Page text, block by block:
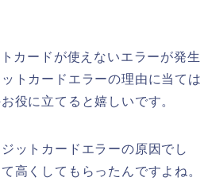
カードが使えないエラーが発生
トカードエラーの理由に当ては
役に立てると嬉しいです。
ットカードエラーの原因でし
高くしてもらったんですよね。